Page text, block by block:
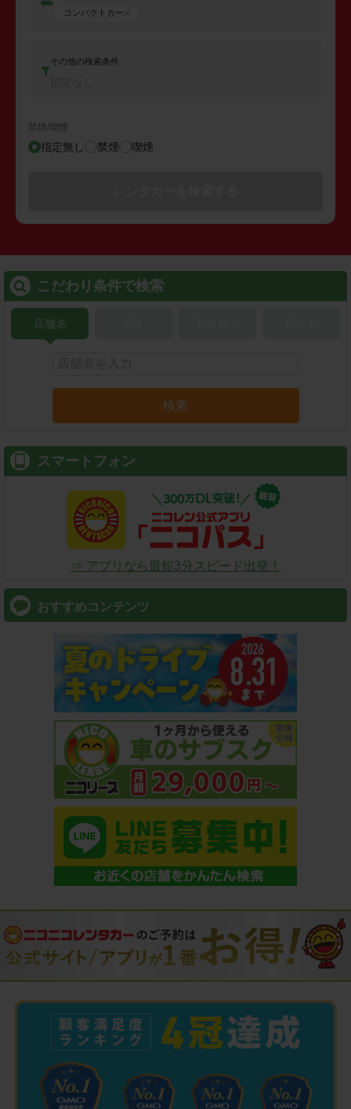
コンパクトカー
その他の検索条件
禁煙/喫煙
指定無し 禁煙 喫煙
こだわり条件で検索
店舗名
検索
スマートフォン
⇒ アプリなら最短3分スピード出発！
おすすめコンテンツ